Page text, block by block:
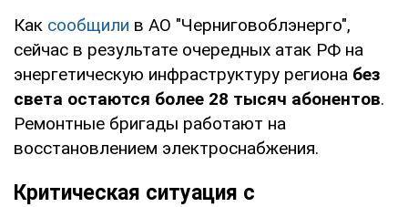
Как сообщили в АО "Черниговоблэнерго",
сейчас в результате очередных атак РФ на
энергетическую инфраструктуру региона без
света остаются более 28 тысяч абонентов.
Ремонтные бригады работают на
восстановлением электроснабжения.
Критическая ситуация с